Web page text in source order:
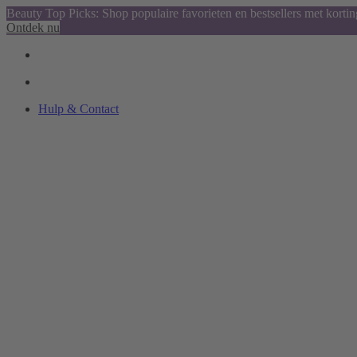
Beauty Top Picks: Shop populaire favorieten en bestsellers met
Ontdek nu
Hulp & Contact